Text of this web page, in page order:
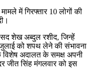
में गिरफ्तार 10 लोगों की
शेख अब्दुल रशीद, जिन्हें
को शपथ लेने की संभावना
विशेष अदालत के समक्ष अपनी
जीत सिंह मंगलवार को इस